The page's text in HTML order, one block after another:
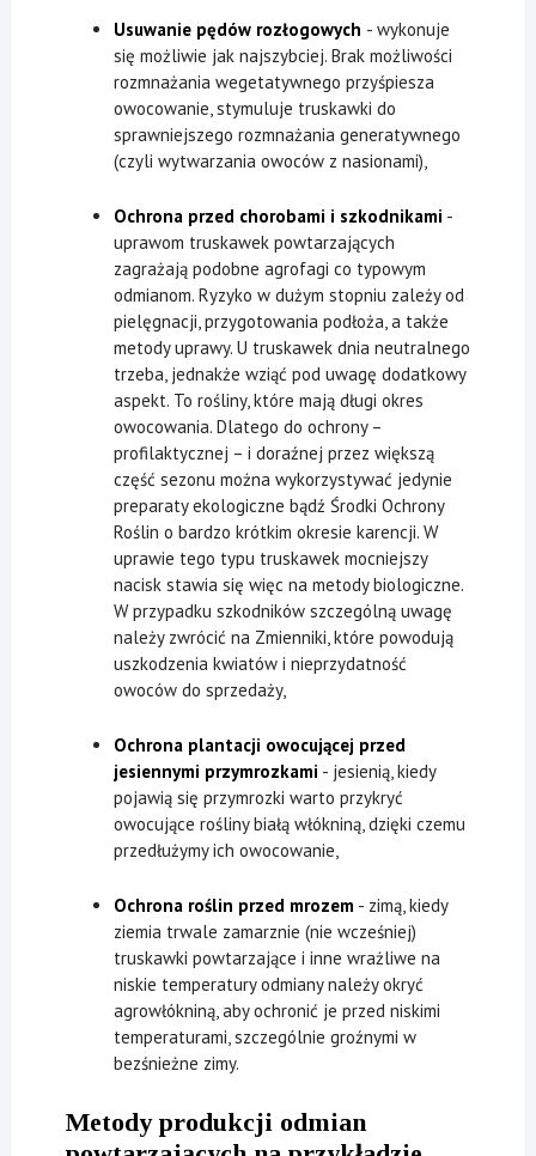
Usuwanie pędów rozłogowych - wykonuje
się możliwie jak najszybciej. Brak możliwości
rozmnażania wegetatywnego przyśpiesza
owocowanie, stymuluje truskawki do
sprawniejszego rozmnażania generatywnego
(czyli wytwarzania owoców z nasionami),
Ochrona przed chorobami i szkodnikami -
uprawom truskawek powtarzających
zagrażają podobne agrofagi co typowym
odmianom. Ryzyko w dużym stopniu zależy od
pielęgnacji, przygotowania podłoża, a także
metody uprawy. U truskawek dnia neutralnego
trzeba, jednakże wziąć pod uwagę dodatkowy
aspekt. To rośliny, które mają długi okres
owocowania. Dlatego do ochrony –
profilaktycznej – i doraźnej przez większą
część sezonu można wykorzystywać jedynie
preparaty ekologiczne bądź Środki Ochrony
Roślin o bardzo krótkim okresie karencji. W
uprawie tego typu truskawek mocniejszy
nacisk stawia się więc na metody biologiczne.
W przypadku szkodników szczególną uwagę
należy zwrócić na Zmienniki, które powodują
uszkodzenia kwiatów i nieprzydatność
owoców do sprzedaży,
Ochrona plantacji owocującej przed
jesiennymi przymrozkami - jesienią, kiedy
pojawią się przymrozki warto przykryć
owocujące rośliny białą włókniną, dzięki czemu
przedłużymy ich owocowanie,
Ochrona roślin przed mrozem - zimą, kiedy
ziemia trwale zamarznie (nie wcześniej)
truskawki powtarzające i inne wrażliwe na
niskie temperatury odmiany należy okryć
agrowłókniną, aby ochronić je przed niskimi
temperaturami, szczególnie groźnymi w
bezśnieżne zimy.
Metody produkcji odmian